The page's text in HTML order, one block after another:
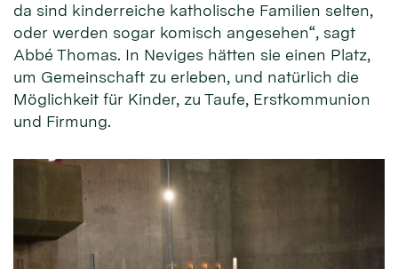
da sind kinderreiche katholische Familien selten,
oder werden sogar komisch angesehen“, sagt
Abbé Thomas. In Neviges hätten sie einen Platz,
um Gemeinschaft zu erleben, und natürlich die
Möglichkeit für Kinder, zu Taufe, Erstkommunion
und Firmung.